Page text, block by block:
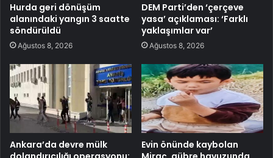
Hurda geri dönüşüm
alanındaki yangın 3 saatte
söndürüldü
Ağustos 8, 2026
DEM Parti’den ‘çerçeve
yasa’ açıklaması: ‘Farklı
yaklaşımlar var’
Ağustos 8, 2026
Ankara’da devre mülk
Evin önünde kaybolan